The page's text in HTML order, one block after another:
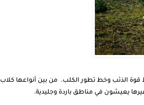
قوة الذئب وخط تطور الكلب. من بين أنواعها كلاب
يعيشون في مناطق باردة وجليدية.